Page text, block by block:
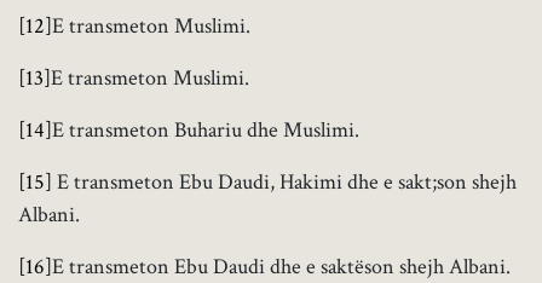
[12]E transmeton Muslimi.
[13]E transmeton Muslimi.
[14]E transmeton Buhariu dhe Muslimi.
[15] E transmeton Ebu Daudi, Hakimi dhe e sakt;son shejh
Albani.
[16]E transmeton Ebu Daudi dhe e saktëson shejh Albani.